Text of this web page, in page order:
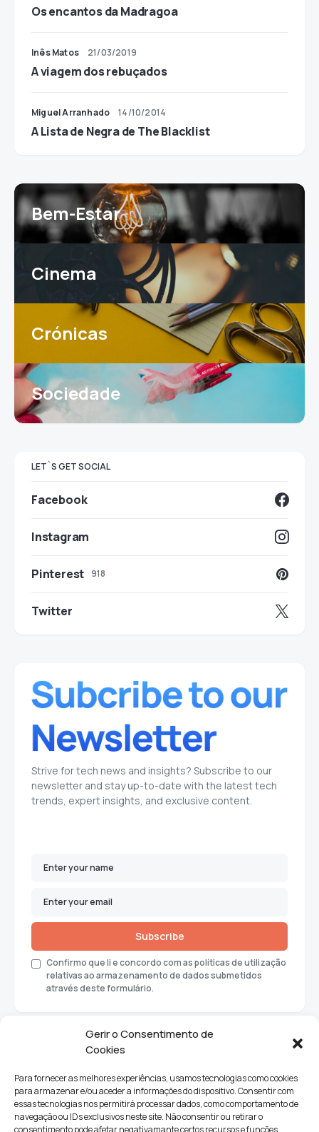
Gerir o Consentimento de
Cookies
Para fornecer as melhores experiências, usamos tecnologias como cookies
para armazenar e/ou aceder a informações do dispositivo. Consentir com
essas tecnologias nos permitirá processar dados, como comportamento de
navegação ou IDs exclusivos neste site. Não consentir ou retirar o
consentimento pode afetar negativamante certos recursos e funções.
Os encantos da Madragoa
Inês Matos 21/03/2019
A viagem dos rebuçados
Miguel Arranhado 14/10/2014
A Lista de Negra de The Blacklist
Bem-Estar
Cinema
Crónicas
Sociedade
LET`S GET SOCIAL
Facebook
Instagram
Pinterest 918
Twitter
Strive for tech news and insights? Subscribe to our
newsletter and stay up-to-date with the latest tech
trends, expert insights, and exclusive content.
Subscribe
Confirmo que li e concordo com as políticas de utilização
relativas ao armazenamento de dados submetidos
através deste formulário.